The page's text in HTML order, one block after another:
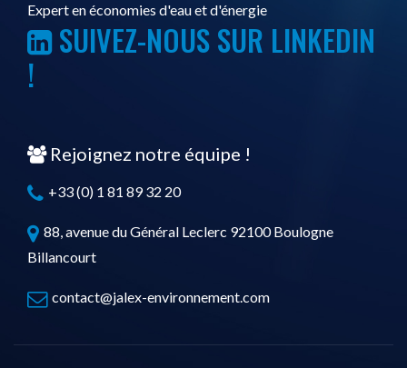
Expert en économies d'eau et d'énergie
SUIVEZ-NOUS SUR LINKEDIN
!
Rejoignez notre équipe !
+33 (0) 1 81 89 32 20
88, avenue du Général Leclerc 92100 Boulogne
Billancourt
contact@jalex-environnement.com